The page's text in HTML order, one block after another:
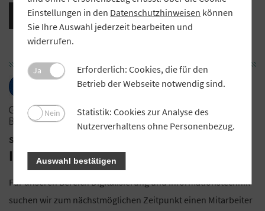
Stellenanzeige als PDF-Datei herunterladen
Stellenangebot Genossenschaftsverband Bayern (GVB)
IT-Support Client Service (m/w/d)
Für unseren Bereich Digitalisierung und Informationstechnik
suchen wir zum nächstmöglichen Zeitpunkt einen Mitarbeiter
Einstellungen in den Datenschutzhinweisen können
Sie Ihre Auswahl jederzeit bearbeiten und
widerrufen.
Ja
Erforderlich: Cookies, die für den
Betrieb der Webseite notwendig sind.
Nein
Statistik: Cookies zur Analyse des
Nutzerverhaltens ohne Personenbezug.
Auswahl bestätigen